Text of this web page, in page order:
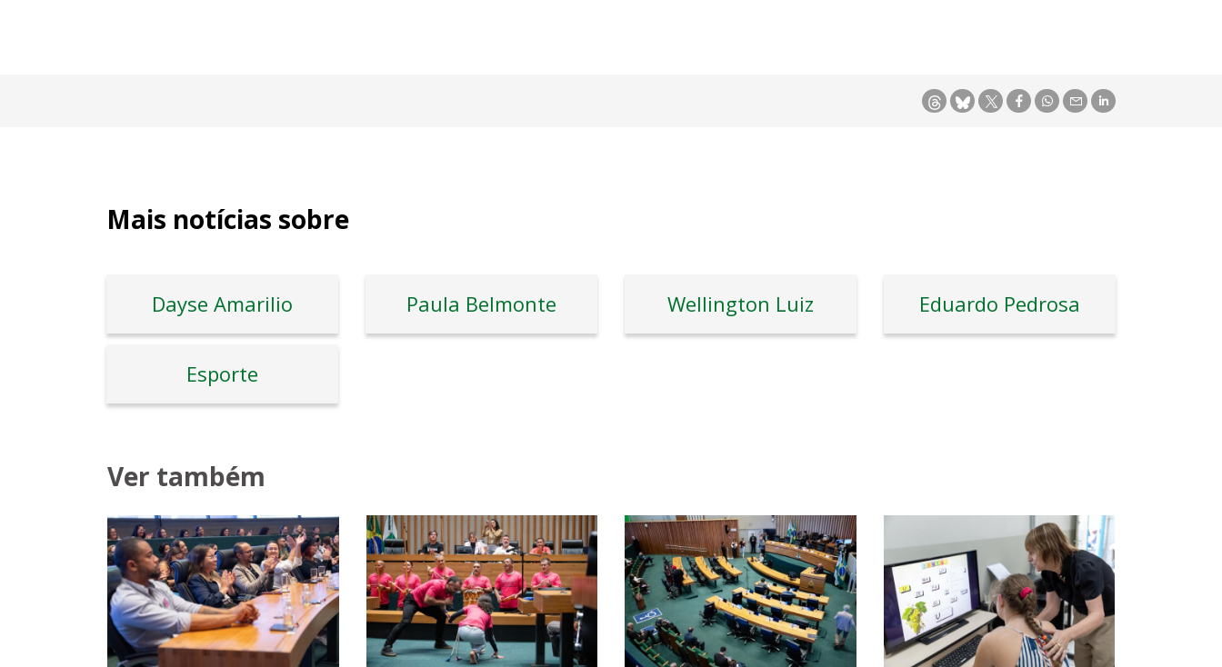
Mais notícias sobre
Dayse Amarilio Paula Belmonte Wellington Luiz Eduardo Pedrosa
Esporte
Ver também